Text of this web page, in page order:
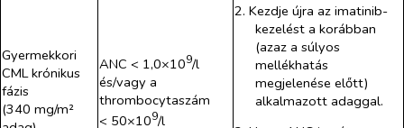
Gyermekkori
CML krónikus
fázis
(340 mg/m²
ANC < 1,0×109/l
és/vagy a
thrombocytaszám
< 50×109/l
2. Kezdje újra az imatinib-
kezelést a korábban
(azaz a súlyos
mellékhatás
megjelenése előtt)
alkalmazott adaggal.